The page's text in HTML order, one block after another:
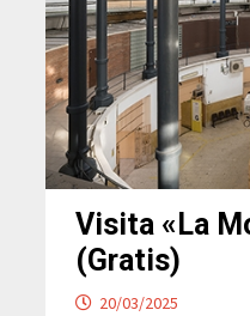
Visita «La
(Gratis)
20/03/2025